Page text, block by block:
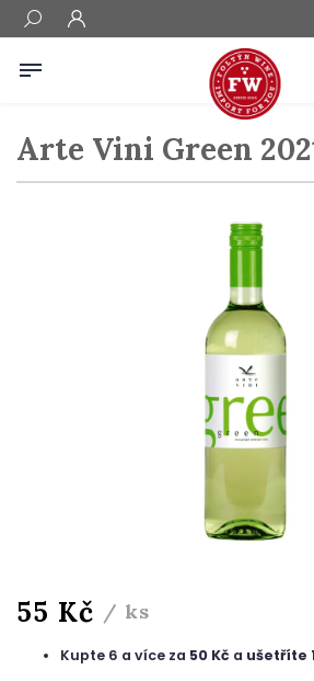
Arte Vini Green
55 Kč / ks
Kupte 6 a více za 50 Kč a ušetříte